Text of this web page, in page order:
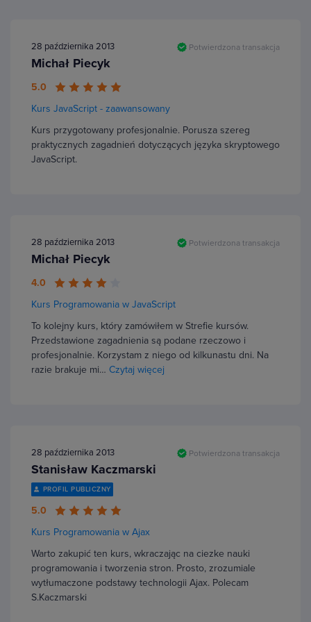
28 października 2013 Potwierdzona transakcja
Michał Piecyk
5.0
Kurs JavaScript - zaawansowany
Kurs przygotowany profesjonalnie. Porusza szereg
praktycznych zagadnień dotyczących języka skryptowego
JavaScript.
28 października 2013 Potwierdzona transakcja
Michał Piecyk
4.0
Kurs Programowania w JavaScript
To kolejny kurs, który zamówiłem w Strefie kursów.
Przedstawione zagadnienia są podane rzeczowo i
profesjonalnie. Korzystam z niego od kilkunastu dni. Na
razie brakuje mi… Czytaj więcej
28 października 2013 Potwierdzona transakcja
Stanisław Kaczmarski
PROFIL PUBLICZNY
5.0
Kurs Programowania w Ajax
Warto zakupić ten kurs, wkraczając na ciezke nauki
programowania i tworzenia stron. Prosto, zrozumiale
wytłumaczone podstawy technologii Ajax. Polecam
S.Kaczmarski